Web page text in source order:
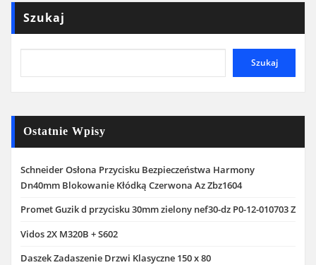
Szukaj
Szukaj
Ostatnie Wpisy
Schneider Osłona Przycisku Bezpieczeństwa Harmony
Dn40mm Blokowanie Kłódką Czerwona Az Zbz1604
Promet Guzik d przycisku 30mm zielony nef30-dz P0-12-010703 Z
Vidos 2X M320B + S602
Daszek Zadaszenie Drzwi Klasyczne 150 x 80